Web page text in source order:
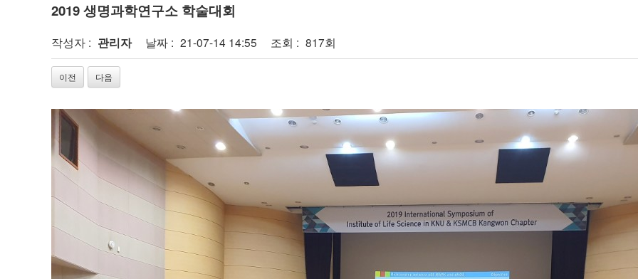
2019 생명과학연구소 학술대회
작성자 : 관리자 날짜 : 21-07-14 14:55 조회 : 817회
이전 다음